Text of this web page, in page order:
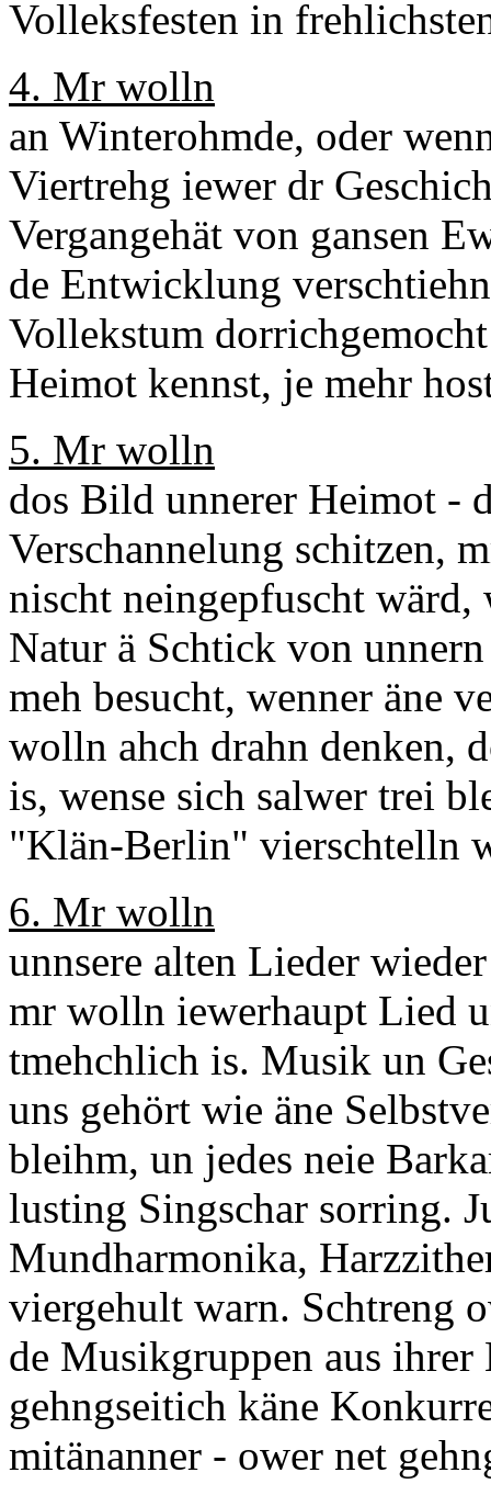
Volleksfesten in
4. Mr wolln
an Winterohmde, oder
Viertrehg iewer dr
Vergangehät von gansen
de Entwicklung
Vollekstum
Heimot kennst, je mehr
5. Mr wolln
dos Bild unnerer Heimot -
Verschannelung schitzen,
nischt neingepfuscht
Natur ä Schtick von
meh besucht, wenner äne
wolln ahch drahn denken,
is, wense sich salwer trei
"Klän-Berlin" vierschtelln
6. Mr wolln
unnsere alten Lieder
mr wolln iewerhaupt Lied
tmehchlich is. Musik un
uns gehört wie äne
bleihm, un jedes neie
lusting Singschar sorring.
Mundharmonika,
viergehult warn. Schtreng
de Musikgruppen aus
gehngseitich käne
mitänanner - ower net